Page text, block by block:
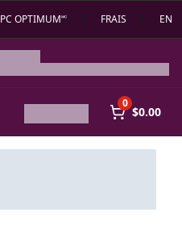
PC OPTIMUM🅪 FRAIS EN
0
$0.00